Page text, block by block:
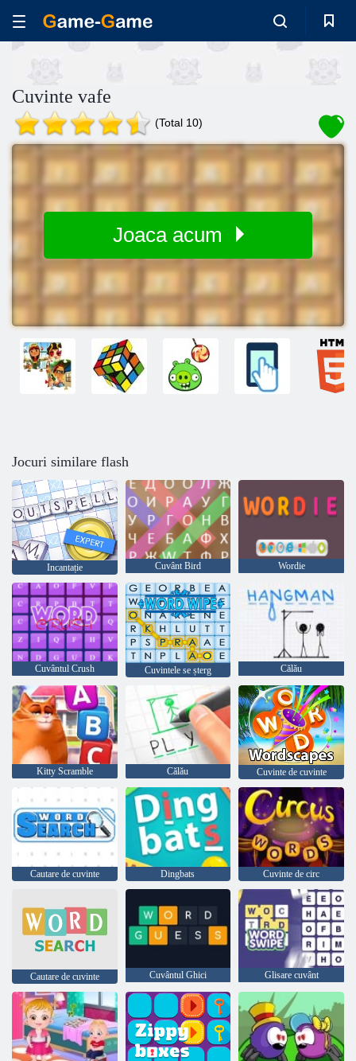
Cuvinte vafe
(Total 10)
Joaca acum
Jocuri similare flash
Incantație Cuvânt Bird Wordie
Cuvântul Crush Cuvintele se șterg Călău
Kitty Scramble Călău Cuvinte de cuvinte
Cautare de cuvinte Dingbats Cuvinte de circ
Cautare de cuvinte Cuvântul Ghici Glisare cuvânt